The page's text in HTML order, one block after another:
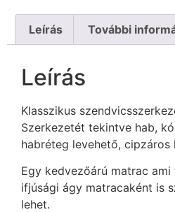
Leírás További
Leírás
Klasszikus
Szerkezetét tekintve hab,
habréteg levehető,
Egy kedvezőárú matrac
ifjúsági ágy matracaként is
lehet.